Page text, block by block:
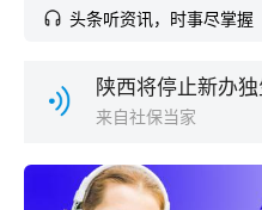
头条听资讯，时事尽掌握
来自社保当家